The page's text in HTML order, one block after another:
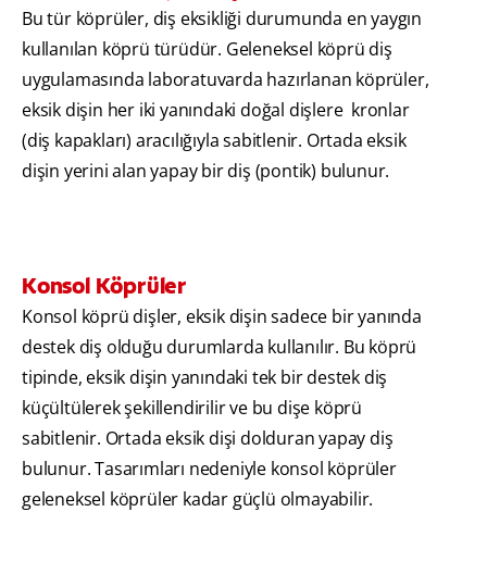
Bu tür köprüler, diş eksikliği durumunda en yaygın
kullanılan köprü türüdür. Geleneksel köprü diş
uygulamasında laboratuvarda hazırlanan köprüler,
eksik dişin her iki yanındaki doğal dişlere kronlar
(diş kapakları) aracılığıyla sabitlenir. Ortada eksik
dişin yerini alan yapay bir diş (pontik) bulunur.
Konsol Köprüler
Konsol köprü dişler, eksik dişin sadece bir yanında
destek diş olduğu durumlarda kullanılır. Bu köprü
tipinde, eksik dişin yanındaki tek bir destek diş
küçültülerek şekillendirilir ve bu dişe köprü
sabitlenir. Ortada eksik dişi dolduran yapay diş
bulunur. Tasarımları nedeniyle konsol köprüler
geleneksel köprüler kadar güçlü olmayabilir.